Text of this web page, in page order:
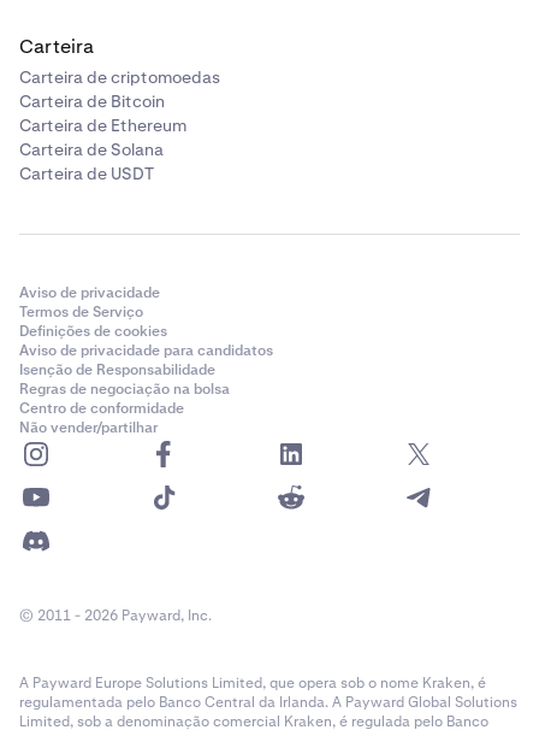
Carteira
Carteira de criptomoedas
Carteira de Bitcoin
Carteira de Ethereum
Carteira de Solana
Carteira de USDT
Aviso de privacidade
Termos de Serviço
Definições de cookies
Aviso de privacidade para candidatos
Isenção de Responsabilidade
Regras de negociação na bolsa
Centro de conformidade
Não vender/partilhar
© 2011 - 2026 Payward, Inc.
A Payward Europe Solutions Limited, que opera sob o nome Kraken, é
regulamentada pelo Banco Central da Irlanda. A Payward Global Solutions
Limited, sob a denominação comercial Kraken, é regulada pelo Banco